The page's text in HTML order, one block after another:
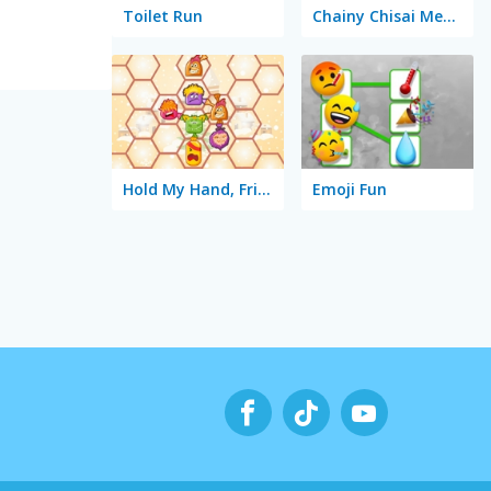
Toilet Run Chainy Chisai Medieval 2
Hold My Hand, Friend Emoji Fun